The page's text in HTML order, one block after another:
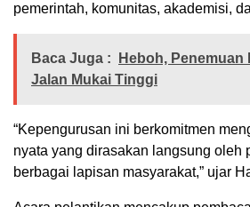
pemerintah, komunitas, akademisi,
Baca Juga :
Heboh,
Jalan Mukai Tinggi
“Kepengurusan ini berkomitmen
nyata yang dirasakan langsung oleh
berbagai lapisan masyarakat,” ujar